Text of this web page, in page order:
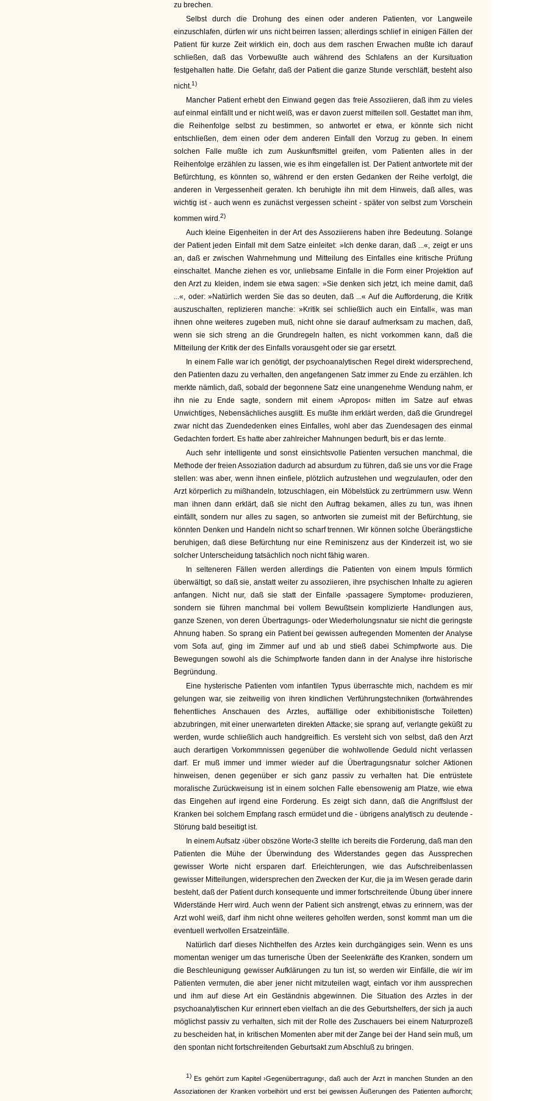
zu brechen.
Selbst durch die Drohung des einen oder anderen Patienten, vor Langweile
einzuschlafen, dürfen wir uns nicht beirren lassen; allerdings schlief in einigen Fällen der
Patient für kurze Zeit wirklich ein, doch aus dem raschen Erwachen mußte ich darauf
schließen, daß das Vorbewußte auch während des Schlafens an der Kursituation
festgehalten hatte. Die Gefahr, daß der Patient die ganze Stunde verschläft, besteht also
nicht.1)
Mancher Patient erhebt den Einwand gegen das freie Assoziieren, daß ihm zu vieles
auf einmal einfällt und er nicht weiß, was er davon zuerst mitteilen soll. Gestattet man ihm,
die Reihenfolge selbst zu bestimmen, so antwortet er etwa, er könnte sich nicht
entschließen, dem einen oder dem anderen Einfall den Vorzug zu geben. In einem
solchen Falle mußte ich zum Auskunftsmittel greifen, vom Patienten alles in der
Reihenfolge erzählen zu lassen, wie es ihm eingefallen ist. Der Patient antwortete mit der
Befürchtung, es könnten so, während er den ersten Gedanken der Reihe verfolgt, die
anderen in Vergessenheit geraten. Ich beruhigte ihn mit dem Hinweis, daß alles, was
wichtig ist - auch wenn es zunächst vergessen scheint - später von selbst zum Vorschein
kommen wird.2)
Auch kleine Eigenheiten in der Art des Assoziierens haben ihre Bedeutung. Solange
der Patient jeden Einfall mit dem Satze einleitet: »Ich denke daran, daß ...«, zeigt er uns
an, daß er zwischen Wahrnehmung und Mitteilung des Einfalles eine kritische Prüfung
einschaltet. Manche ziehen es vor, unliebsame Einfalle in die Form einer Projektion auf
den Arzt zu kleiden, indem sie etwa sagen: »Sie denken sich jetzt, ich meine damit, daß
...«, oder: »Natürlich werden Sie das so deuten, daß ...« Auf die Aufforderung, die Kritik
auszuschalten, replizieren manche: »Kritik sei schließlich auch ein Einfall«, was man
ihnen ohne weiteres zugeben muß, nicht ohne sie darauf aufmerksam zu machen, daß,
wenn sie sich streng an die Grundregeln halten, es nicht vorkommen kann, daß die
Mitteilung der Kritik der des Einfalls vorausgeht oder sie gar ersetzt.
In einem Falle war ich genötigt, der psychoanalytischen Regel direkt widersprechend,
den Patienten dazu zu verhalten, den angefangenen Satz immer zu Ende zu erzählen. Ich
merkte nämlich, daß, sobald der begonnene Satz eine unangenehme Wendung nahm, er
ihn nie zu Ende sagte, sondern mit einem ›Apropos‹ mitten im Satze auf etwas
Unwichtiges, Nebensächliches ausglitt. Es mußte ihm erklärt werden, daß die Grundregel
zwar nicht das Zuendedenken eines Einfalles, wohl aber das Zuendesagen des einmal
Gedachten fordert. Es hatte aber zahlreicher Mahnungen bedurft, bis er das lernte.
Auch sehr intelligente und sonst einsichtsvolle Patienten versuchen manchmal, die
Methode der freien Assoziation dadurch ad absurdum zu führen, daß sie uns vor die Frage
stellen: was aber, wenn ihnen einfiele, plötzlich aufzustehen und wegzulaufen, oder den
Arzt körperlich zu mißhandeln, totzuschlagen, ein Möbelstück zu zertrümmern usw. Wenn
man ihnen dann erklärt, daß sie nicht den Auftrag bekamen, alles zu tun, was ihnen
einfällt, sondern nur alles zu sagen, so antworten sie zumeist mit der Befürchtung, sie
könnten Denken und Handeln nicht so scharf trennen. Wir können solche Überängstliche
beruhigen, daß diese Befürchtung nur eine Reminiszenz aus der Kinderzeit ist, wo sie
solcher Unterscheidung tatsächlich noch nicht fähig waren.
In selteneren Fällen werden allerdings die Patienten von einem Impuls förmlich
überwältigt, so daß sie, anstatt weiter zu assoziieren, ihre psychischen Inhalte zu agieren
anfangen. Nicht nur, daß sie statt der Einfalle ›passagere Symptome‹ produzieren,
sondern sie führen manchmal bei vollem Bewußtsein komplizierte Handlungen aus,
ganze Szenen, von deren Übertragungs- oder Wiederholungsnatur sie nicht die geringste
Ahnung haben. So sprang ein Patient bei gewissen aufregenden Momenten der Analyse
vom Sofa auf, ging im Zimmer auf und ab und stieß dabei Schimpfworte aus. Die
Bewegungen sowohl als die Schimpfworte fanden dann in der Analyse ihre historische
Begründung.
Eine hysterische Patienten vom infantilen Typus überraschte mich, nachdem es mir
gelungen war, sie zeitweilig von ihren kindlichen Verführungstechniken (fortwährendes
flehentliches Anschauen des Arztes, auffällige oder exhibitionistische Toiletten)
abzubringen, mit einer unerwarteten direkten Attacke; sie sprang auf, verlangte geküßt zu
werden, wurde schließlich auch handgreiflich. Es versteht sich von selbst, daß den Arzt
auch derartigen Vorkommnissen gegenüber die wohlwollende Geduld nicht verlassen
darf. Er muß immer und immer wieder auf die Übertragungsnatur solcher Aktionen
hinweisen, denen gegenüber er sich ganz passiv zu verhalten hat. Die entrüstete
moralische Zurückweisung ist in einem solchen Falle ebensowenig am Platze, wie etwa
das Eingehen auf irgend eine Forderung. Es zeigt sich dann, daß die Angriffslust der
Kranken bei solchem Empfang rasch ermüdet und die - übrigens analytisch zu deutende -
Störung bald beseitigt ist.
In einem Aufsatz ›über obszöne Worte‹3 stellte ich bereits die Forderung, daß man den
Patienten die Mühe der Überwindung des Widerstandes gegen das Aussprechen
gewisser Worte nicht ersparen darf. Erleichterungen, wie das Aufschreibenlassen
gewisser Mitteilungen, widersprechen den Zwecken der Kur, die ja im Wesen gerade darin
besteht, daß der Patient durch konsequente und immer fortschreitende Übung über innere
Widerstände Herr wird. Auch wenn der Patient sich anstrengt, etwas zu erinnern, was der
Arzt wohl weiß, darf ihm nicht ohne weiteres geholfen werden, sonst kommt man um die
eventuell wertvollen Ersatzeinfälle.
Natürlich darf dieses Nichthelfen des Arztes kein durchgängiges sein. Wenn es uns
momentan weniger um das turnerische Üben der Seelenkräfte des Kranken, sondern um
die Beschleunigung gewisser Aufklärungen zu tun ist, so werden wir Einfälle, die wir im
Patienten vermuten, die aber jener nicht mitzuteilen wagt, einfach vor ihm aussprechen
und ihm auf diese Art ein Geständnis abgewinnen. Die Situation des Arztes in der
psychoanalytischen Kur erinnert eben vielfach an die des Geburtshelfers, der sich ja auch
möglichst passiv zu verhalten, sich mit der Rolle des Zuschauers bei einem Naturprozeß
zu bescheiden hat, in kritischen Momenten aber mit der Zange bei der Hand sein muß, um
den spontan nicht fortschreitenden Geburtsakt zum Abschluß zu bringen.
1) Es gehört zum Kapitel ›Gegenübertragung‹, daß auch der Arzt in manchen Stunden an den
Assoziationen der Kranken vorbeihört und erst bei gewissen Äußerungen des Patienten aufhorcht;